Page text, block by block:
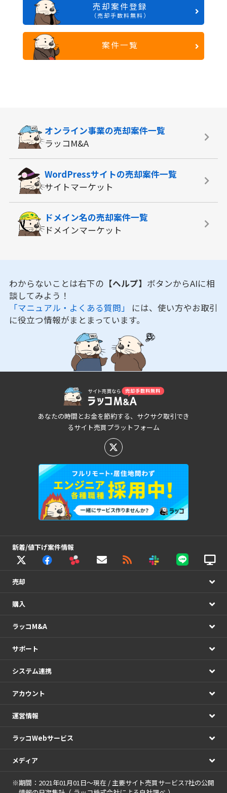
売却案件登録
（売却手数料無料）
案件一覧
オンライン事業の売却案件一覧
ラッコM&A
WordPressサイトの売却案件一覧
サイトマーケット
ドメイン名の売却案件一覧
ドメインマーケット
わからないことは右下の 【ヘルプ】 ボタンからAIに相
談してみよう！
「マニュアル・よくある質問」 には、使い方やお取引
に役立つ情報がまとまっています。
あなたの時間とお金を節約する、サクサク取引でき
るサイト売買プラットフォーム
新着/値下げ案件情報
売却
購入
ラッコM&A
サポート
システム連携
アカウント
運営情報
ラッコWebサービス
メディア
※期間：2021年01月01日～現在 / 主要サイト売買サービス7社の公開